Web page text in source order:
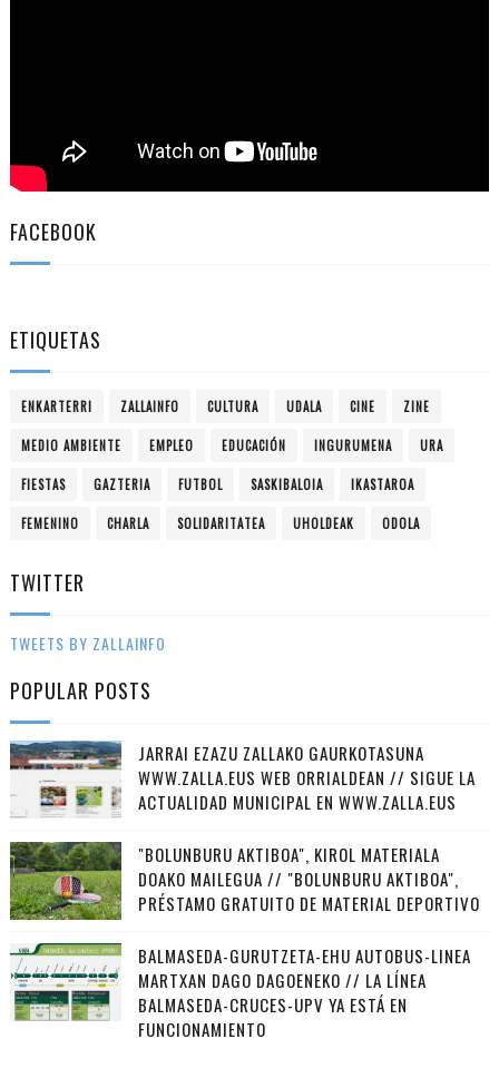
FACEBOOK
ETIQUETAS
ENKARTERRI ZALLAINFO CULTURA UDALA CINE ZINE
MEDIO AMBIENTE EMPLEO EDUCACIÓN INGURUMENA URA
FIESTAS GAZTERIA FUTBOL SASKIBALOIA IKASTAROA
FEMENINO CHARLA SOLIDARITATEA UHOLDEAK ODOLA
TWITTER
TWEETS BY ZALLAINFO
POPULAR POSTS
JARRAI EZAZU ZALLAKO GAURKOTASUNA
WWW.ZALLA.EUS WEB ORRIALDEAN // SIGUE LA
ACTUALIDAD MUNICIPAL EN WWW.ZALLA.EUS
"BOLUNBURU AKTIBOA", KIROL MATERIALA
DOAKO MAILEGUA // "BOLUNBURU AKTIBOA",
PRÉSTAMO GRATUITO DE MATERIAL DEPORTIVO
BALMASEDA-GURUTZETA-EHU AUTOBUS-LINEA
MARTXAN DAGO DAGOENEKO // LA LÍNEA
BALMASEDA-CRUCES-UPV YA ESTÁ EN
FUNCIONAMIENTO